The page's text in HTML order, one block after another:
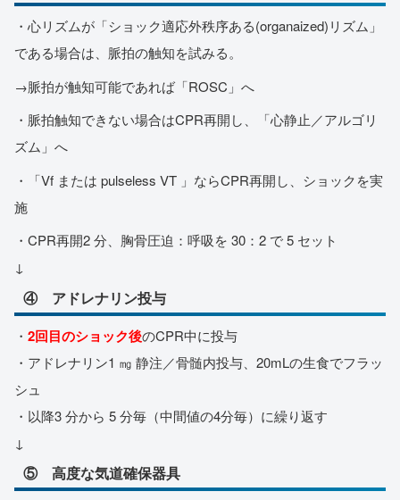
・心リズムが「ショック適応外秩序ある(organaized)リズム」
である場合は、脈拍の触知を試みる。
→脈拍が触知可能であれば「ROSC」へ
・脈拍触知できない場合はCPR再開し、「心静止／アルゴリ
ズム」へ
・「Vf または pulseless VT 」ならCPR再開し、ショックを実
施
・CPR再開2 分、胸骨圧迫：呼吸を 30：2 で 5 セット
↓
④ アドレナリン投与
・ 2回目のショック後のCPR中に投与
・アドレナリン1 ㎎ 静注／骨髄内投与、20mLの生食でフラッ
シュ
・以降3 分から 5 分毎（中間値の4分毎）に繰り返す
↓
⑤ 高度な気道確保器具